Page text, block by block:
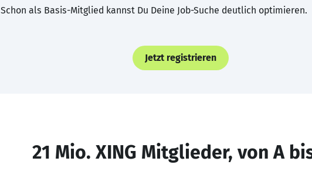
Schon als Basis-Mitglied kannst Du Deine Job-Suche deutlich optimieren.
Jetzt registrieren
21 Mio. XING Mitglieder, von A